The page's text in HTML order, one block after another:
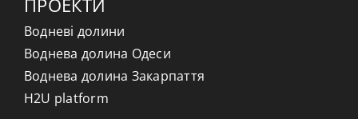
Водневі долини
Воднева долина Одеси
Воднева долина Закарпаття
H2U platform